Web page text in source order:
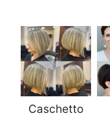
Caschetto